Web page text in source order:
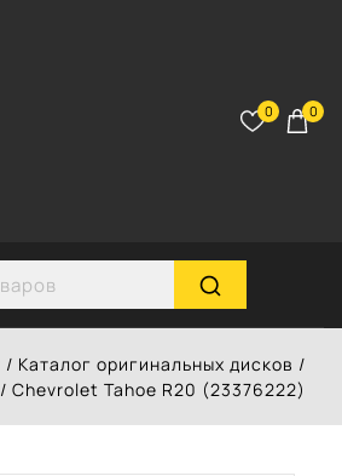
0 0
/ Каталог оригинальных дисков /
/ Chevrolet Tahoe R20 (23376222)